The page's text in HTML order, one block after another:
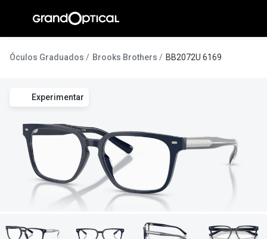
conteúdo
Pedro
Marta
Óculos Graduados Brooks Brothers BB2072U 6169
Experimentar